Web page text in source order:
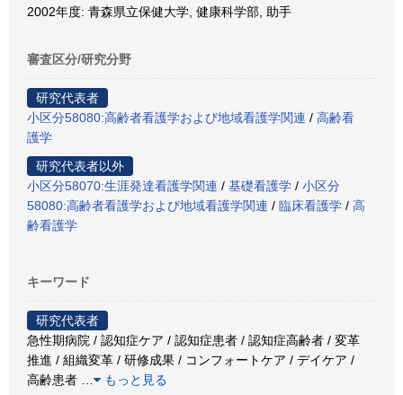
2002年度: 青森県立保健大学, 健康科学部, 助手
審査区分/研究分野
研究代表者
小区分58080:高齢者看護学および地域看護学関連 / 高齢看
護学
研究代表者以外
小区分58070:生涯発達看護学関連 / 基礎看護学 / 小区分
58080:高齢者看護学および地域看護学関連 / 臨床看護学 / 高
齢看護学
キーワード
研究代表者
急性期病院 / 認知症ケア / 認知症患者 / 認知症高齢者 / 変革
推進 / 組織変革 / 研修成果 / コンフォートケア / デイケア /
高齢患者
もっと見る